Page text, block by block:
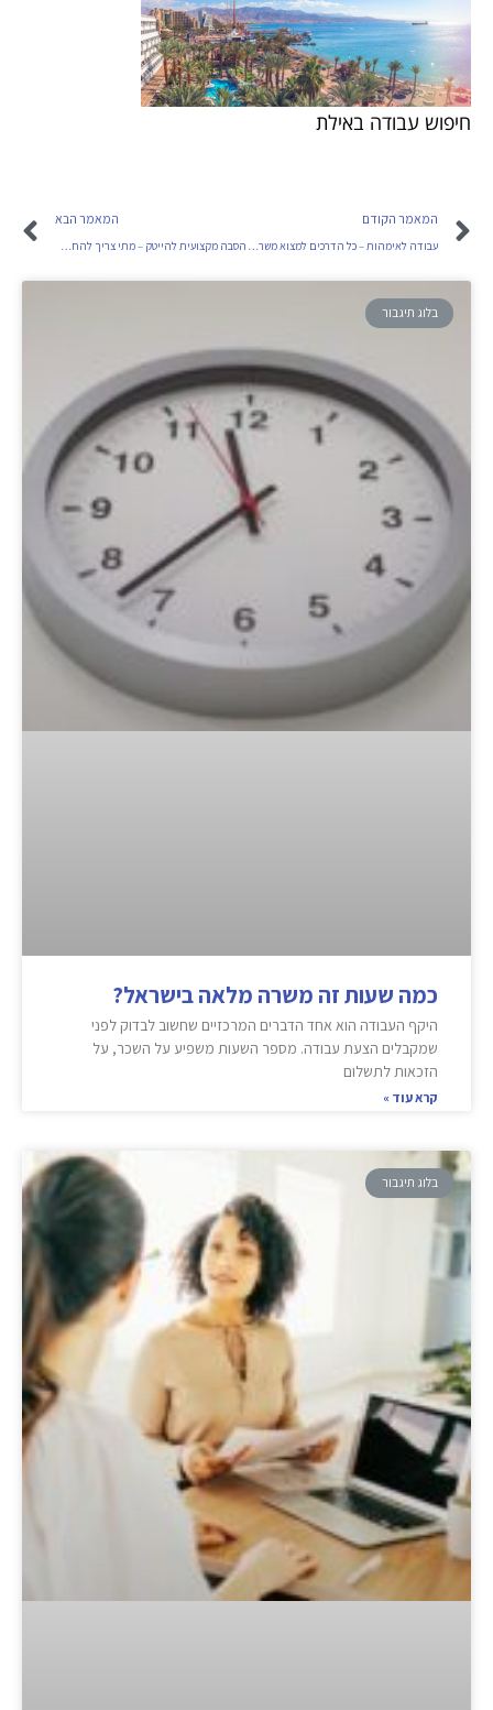
חיפוש עבודה באילת
המאמר הקודם
עבודה לאימהות – כל הדרכים למצוא משרות אם
המאמר הבא
הסבה מקצועית להייטק – מתי צריך להחליף מקצוע?
בלוג תיגבור
כמה שעות זה משרה מלאה בישראל?
היקף העבודה הוא אחד הדברים המרכזיים שחשוב לבדוק לפני
שמקבלים הצעת עבודה. מספר השעות משפיע על השכר, על
הזכאות לתשלום
קרא עוד »
בלוג תיגבור